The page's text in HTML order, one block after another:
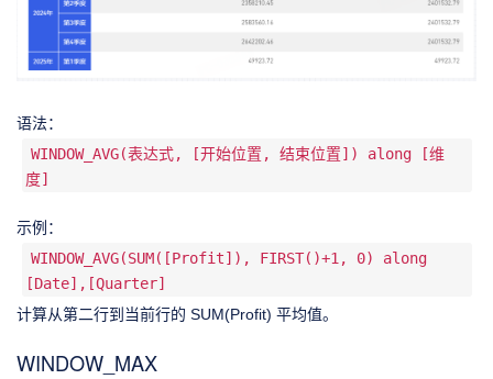
语法：
WINDOW_AVG(表达式, [开始位置, 结束位置]) along [维
度]
示例：
WINDOW_AVG(SUM([Profit]), FIRST()+1, 0) along
[Date],[Quarter]
计算从第二行到当前行的 SUM(Profit) 平均值。
WINDOW_MAX